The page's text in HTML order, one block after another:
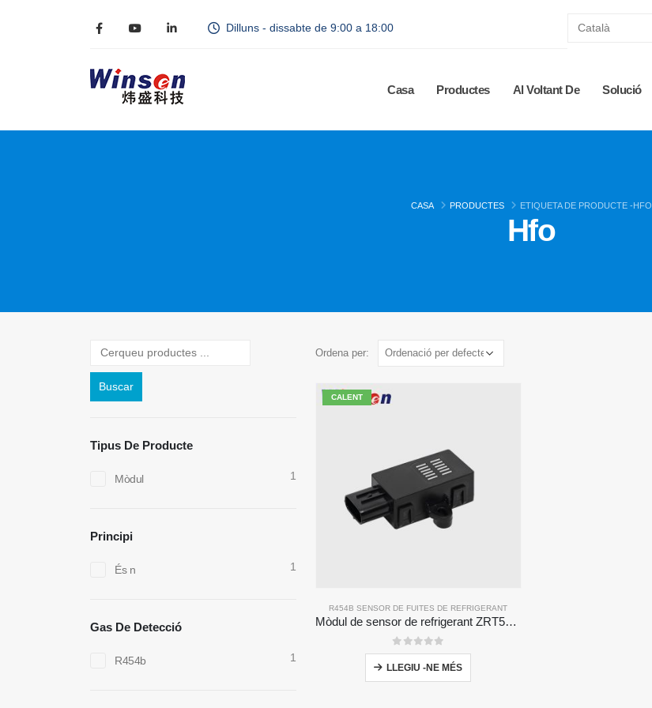
Dilluns - dissabte de 9:00 a 18:00
Casa Productes Al Voltant De Solució
CASA PRODUCTES ETIQUETA DE PRODUCTE -HFO
Hfo
Ordena per:
CALENT
R454B SENSOR DE FUITES DE REFRIGERANT
Mòdul de sensor de refrigerant ZRT510 R454B-Sensor de refrigerant NDIR d'alt rendiment
0de 5
LLEGIU -NE MÉS
Buscar
Tipus De Producte
Mòdul 1
Principi
És n 1
Gas De Detecció
R454b 1